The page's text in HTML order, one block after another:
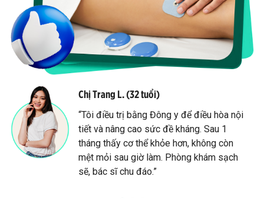
Chị Trang L. (32 tuổi)
“Tôi điều trị bằng Đông y để điều hòa nội
tiết và nâng cao sức đề kháng. Sau 1
tháng thấy cơ thể khỏe hơn, không còn
mệt mỏi sau giờ làm. Phòng khám sạch
sẽ, bác sĩ chu đáo.”